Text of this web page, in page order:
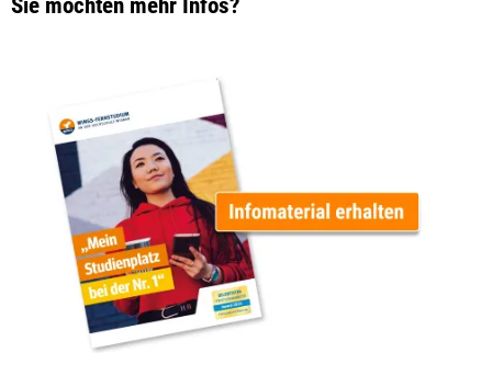
Sie möchten mehr Infos?